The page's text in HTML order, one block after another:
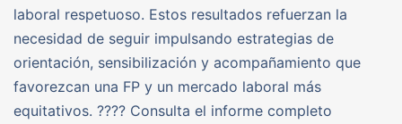
laboral respetuoso. Estos resultados refuerzan la
necesidad de seguir impulsando estrategias de
orientación, sensibilización y acompañamiento que
favorezcan una FP y un mercado laboral más
equitativos. ???? Consulta el informe completo